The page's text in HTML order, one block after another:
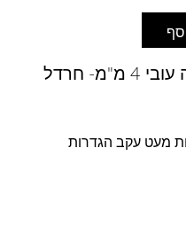
חרדל
מעט עקב הגדרות